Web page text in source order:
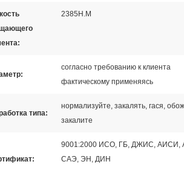
2385Н.М
согласно требованию к клиента
фактическому применяясь
типа:
нормализуйте, закалять, гася,
закалите
9001:2000 ИСО, ГБ, ДЖИС, АИСИ,
САЭ, ЭН, ДИН